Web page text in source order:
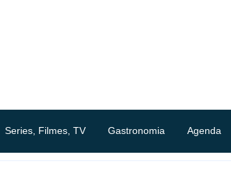
Series, Filmes, TV Gastronomia Agenda